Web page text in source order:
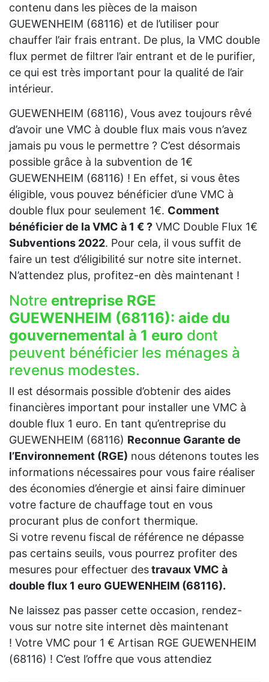
contenu dans les pièces de la maison
GUEWENHEIM (68116) et de l’utiliser pour
chauffer l’air frais entrant. De plus, la VMC double
flux permet de filtrer l’air entrant et de le purifier,
ce qui est très important pour la qualité de l’air
intérieur.
GUEWENHEIM (68116), Vous avez toujours rêvé
d’avoir une VMC à double flux mais vous n’avez
jamais pu vous le permettre ? C’est désormais
possible grâce à la subvention de 1€
GUEWENHEIM (68116) ! En effet, si vous êtes
éligible, vous pouvez bénéficier d’une VMC à
double flux pour seulement 1€. Comment
bénéficier de la VMC à 1 € ? VMC Double Flux 1€
Subventions 2022. Pour cela, il vous suffit de
faire un test d’éligibilité sur notre site internet.
N’attendez plus, profitez-en dès maintenant !
Notre entreprise RGE
GUEWENHEIM (68116): aide du
gouvernemental à 1 euro dont
peuvent bénéficier les ménages à
revenus modestes.
Il est désormais possible d’obtenir des aides
financières important pour installer une VMC à
double flux 1 euro. En tant qu’entreprise du
GUEWENHEIM (68116) Reconnue Garante de
l’Environnement (RGE) nous détenons toutes les
informations nécessaires pour vous faire réaliser
des économies d’énergie et ainsi faire diminuer
votre facture de chauffage tout en vous
procurant plus de confort thermique.
Si votre revenu fiscal de référence ne dépasse
pas certains seuils, vous pourrez profiter des
mesures pour effectuer destravaux VMC à
double flux 1 euro GUEWENHEIM (68116).
Ne laissez pas passer cette occasion, rendez-
vous sur notre site internet dès maintenant
! Votre VMC pour 1 € Artisan RGE GUEWENHEIM
(68116) ! C’est l’offre que vous attendiez